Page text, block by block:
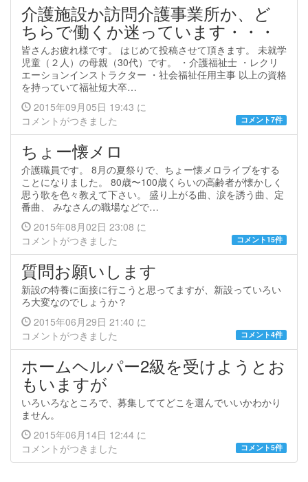
介護施設か訪問介護事業所か、ど
ちらで働くか迷っています・・・
皆さんお疲れ様です。 はじめて投稿させて頂きます。 未就学
児童（２人）の母親（30代）です。 ・介護福祉士 ・レクリ
エーションインストラクター ・社会福祉任用主事 以上の資格
を持っていて福祉短大卒…
2015年09月05日 19:43 に
コメントがつきました
コメント7件
ちょー懐メロ
介護職員です。 8月の夏祭りで、ちょー懐メロライブをする
ことになりました。 80歳〜100歳くらいの高齢者が懐かしく
思う歌を色々教えて下さい。 盛り上がる曲、涙を誘う曲、定
番曲、 みなさんの職場などで…
2015年08月02日 23:08 に
コメントがつきました
コメント15件
質問お願いします
新設の特養に面接に行こうと思ってますが、新設っていろい
ろ大変なのでしょうか？
2015年06月29日 21:40 に
コメントがつきました
コメント4件
ホームヘルパー2級を受けようとお
もいますが
いろいろなところで、募集しててどこを選んでいいかわかり
ません。
2015年06月14日 12:44 に
コメントがつきました
コメント5件